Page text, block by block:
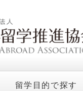
留学目的で探す